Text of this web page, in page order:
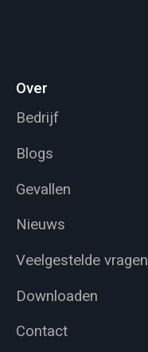
Over
Bedrijf
Blogs
Gevallen
Nieuws
Veelgestelde vragen
Downloaden
Contact